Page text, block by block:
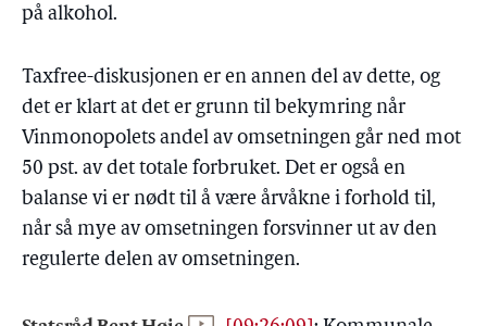
på alkohol.
Taxfree-diskusjonen er en annen del av dette, og
det er klart at det er grunn til bekymring når
Vinmonopolets andel av omsetningen går ned mot
50 pst. av det totale forbruket. Det er også en
balanse vi er nødt til å være årvåkne i forhold til,
når så mye av omsetningen forsvinner ut av den
regulerte delen av omsetningen.